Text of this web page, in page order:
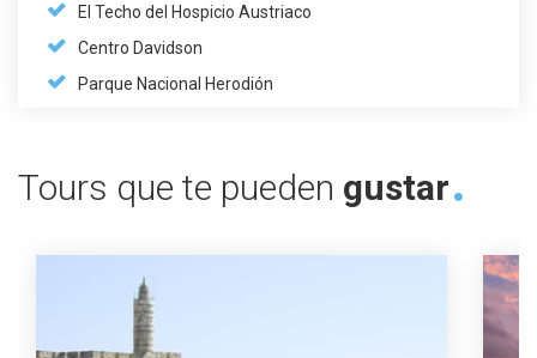
El Techo del Hospicio Austriaco
Centro Davidson
Parque Nacional Herodión
Tours que te pueden gustar